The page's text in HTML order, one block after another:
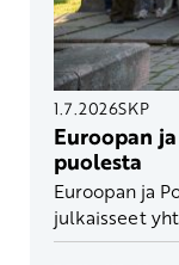
1.7.2026SKP
Euroopan
puolesta
Euroopan ja
julkaisseet